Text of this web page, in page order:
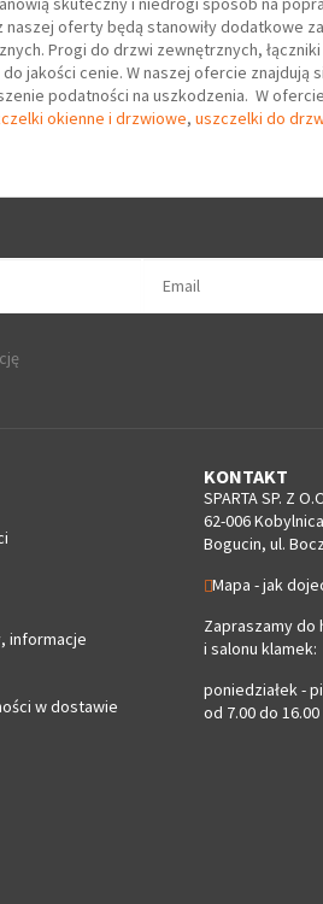
naszej oferty będą stanowiły dodatkowe
Progi do drzwi zewnętrznych,
jakości cenie. W naszej ofercie
podatności na uszkodzenia. W
okienne i drzwiowe, uszczelki do
informacje
w dostawie
KONTAKT
SPARTA SP. Z
62-006
Bogucin, ul.
Mapa - jak
Zapraszamy do
i salonu klamek:
poniedziałek -
od 7.00 do 16.00